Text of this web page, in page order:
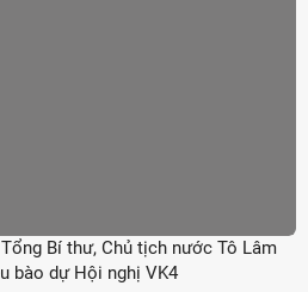
Bí thư, Chủ tịch nước Tô Lâm
bào dự Hội nghị VK4